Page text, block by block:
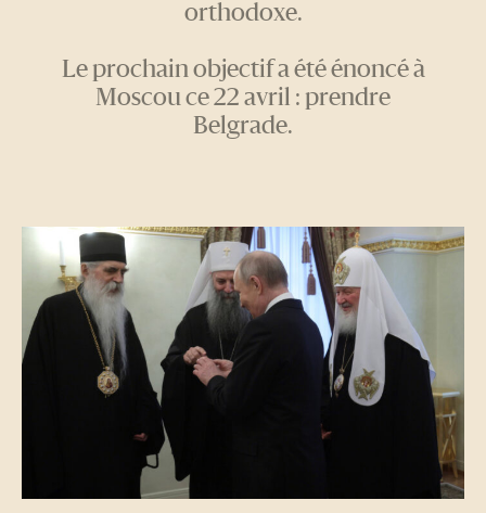
orthodoxe.
Le prochain objectif a été énoncé à
Moscou ce 22 avril : prendre
Belgrade.